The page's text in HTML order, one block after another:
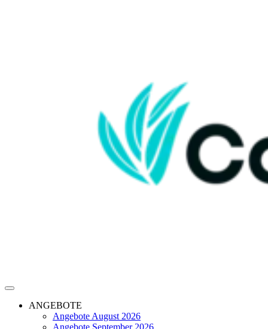
ANGEBOTE
Angebote August 2026
Angebote September 2026